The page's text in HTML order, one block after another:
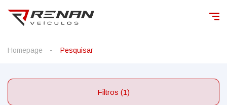
Homepage Pesquisar
Filtros (1)